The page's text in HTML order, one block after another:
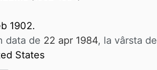
1902.
data de 22 apr 1984, la vârsta de
States